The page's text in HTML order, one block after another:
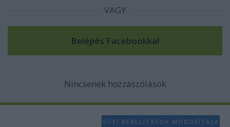
VAGY
Nincsenek hozzászólások
SÜTI BEÁLLÍTÁSOK MÓDOSÍTÁSA